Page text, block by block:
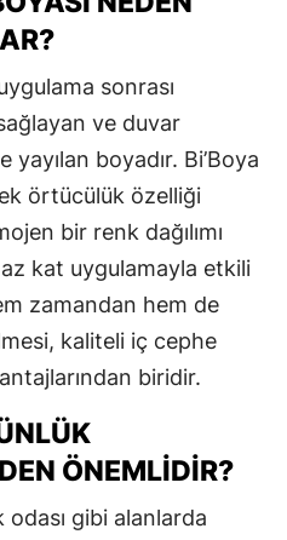
sonrası
ve duvar
boyadır. Bi’Boya
örtücülük özelliği
bir renk dağılımı
kat uygulamayla etkili
zamandan hem de
kaliteli iç cephe
biridir.
ÖNEMLIDIR?
gibi alanlarda